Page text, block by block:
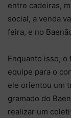
entre cadeiras,
social, a venda
feira, e no
Enquanto isso, o
equipe para o
ele orientou um
gramado do
realizar um